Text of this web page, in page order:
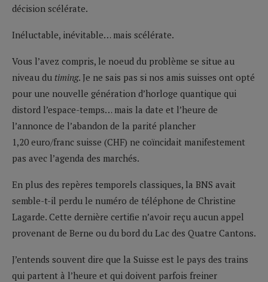
décision scélérate.
Inéluctable, inévitable… mais scélérate.
Vous l’avez compris, le noeud du problème se situe au
niveau du timing. Je ne sais pas si nos amis suisses ont opté
pour une nouvelle génération d’horloge quantique qui
distord l’espace-temps… mais la date et l’heure de
l’annonce de l’abandon de la parité plancher
1,20 euro/franc suisse (CHF) ne coïncidait manifestement
pas avec l’agenda des marchés.
En plus des repères temporels classiques, la BNS avait
semble-t-il perdu le numéro de téléphone de Christine
Lagarde. Cette dernière certifie n’avoir reçu aucun appel
provenant de Berne ou du bord du Lac des Quatre Cantons.
J’entends souvent dire que la Suisse est le pays des trains
qui partent à l’heure et qui doivent parfois freiner